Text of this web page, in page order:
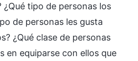
¿Qué tipo de personas los
de personas les gusta
¿Qué clase de personas
en equiparse con ellos que